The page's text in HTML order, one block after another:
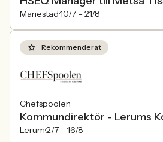
Mariestad10/7 – 21/8
Rekommenderat
Chefspoolen
Kommundirektör - Lerums
Lerum2/7 – 16/8